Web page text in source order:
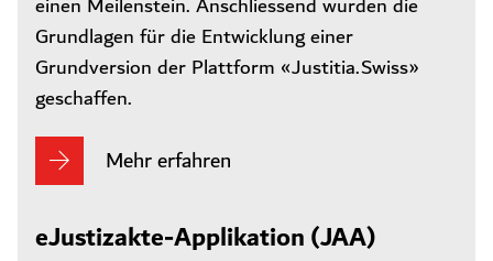
Grundlagen für die Entwicklung einer
Grundversion der Plattform «Justitia.Swiss»
geschaffen.
Mehr erfahren
eJustizakte-Applikation (JAA)